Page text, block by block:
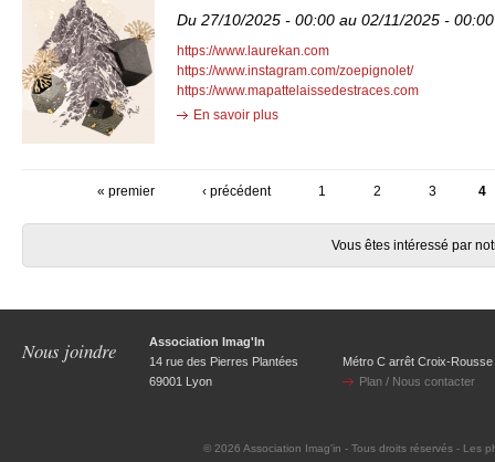
Du 27/10/2025 - 00:00 au 02/11/2025 - 00:00
https://www.laurekan.com
https://www.instagram.com/zoepignolet/
https://www.mapattelaissedestraces.com
En savoir plus
« premier ‹ précédent 1 2 3 4
Vous êtes intéressé par
Nous joindre
Association Imag'In
14 rue des Pierres Plantées
69001 Lyon
Métro C arrêt Croix-Rousse
Plan / Nous contacter
© 2026 Association Imag'in - Tous droits réservés - Les